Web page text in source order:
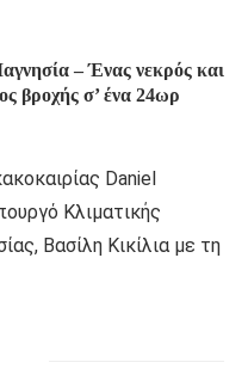
– Ένας νεκρός και
βροχής σ’ ένα 24ωρ
Daniel
Κλιματικής
Βασίλη Κικίλια με τη